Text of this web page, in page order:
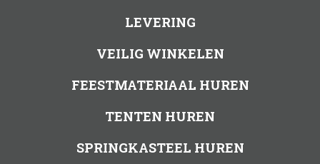
LEVERING
VEILIG WINKELEN
FEESTMATERIAAL HUREN
TENTEN HUREN
SPRINGKASTEEL HUREN